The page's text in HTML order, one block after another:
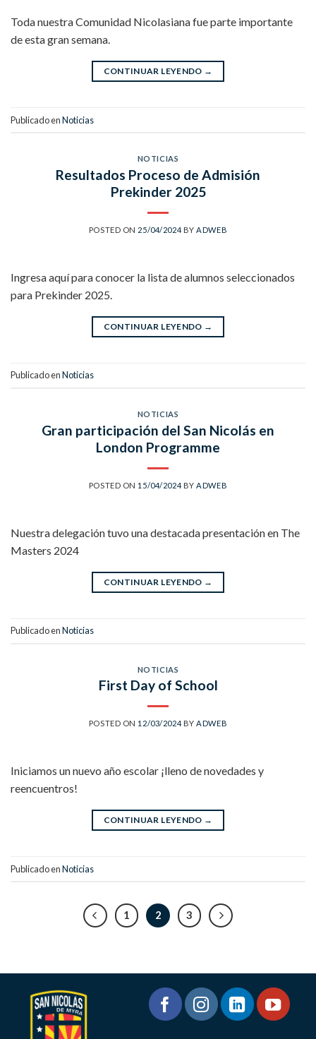
Toda nuestra Comunidad Nicolasiana fue parte importante
de esta gran semana.
CONTINUAR LEYENDO →
Publicado enNoticias
NOTICIAS
Resultados Proceso de Admisión
Prekinder 2025
POSTED ON 25/04/2024 BYADWEB
Ingresa aquí para conocer la lista de alumnos seleccionados
para Prekinder 2025.
CONTINUAR LEYENDO →
Publicado enNoticias
NOTICIAS
Gran participación del San Nicolás en
London Programme
POSTED ON 15/04/2024 BY ADWEB
Nuestra delegación tuvo una destacada presentación en The
Masters 2024
CONTINUAR LEYENDO →
Publicado enNoticias
NOTICIAS
First Day of School
POSTED ON 12/03/2024 BYADWEB
Iniciamos un nuevo año escolar ¡lleno de novedades y
reencuentros!
CONTINUAR LEYENDO →
Publicado enNoticias
1 2 3